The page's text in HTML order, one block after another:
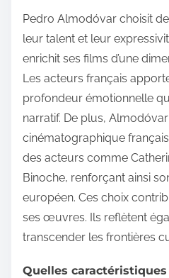
Pedro Almodóvar choisit
leur talent et leur
enrichit ses films d’une
Les acteurs français
profondeur émotionnelle
narratif. De plus,
cinématographique
des acteurs comme
Binoche, renforçant ainsi
européen. Ces choix
ses œuvres. Ils reflètent
transcender les frontières
Quelles